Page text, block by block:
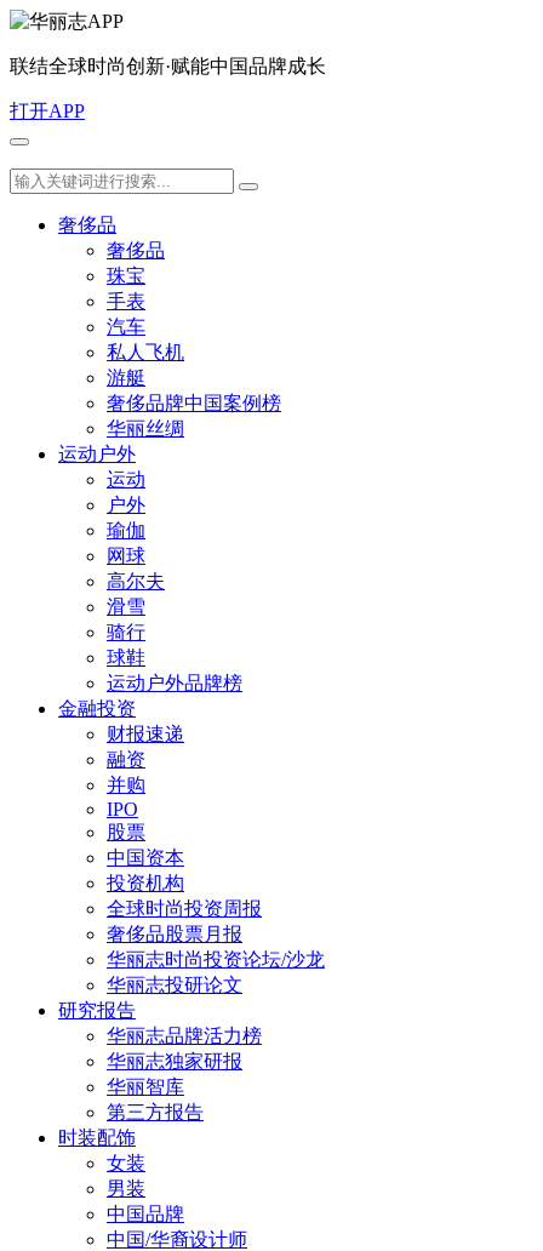
联结全球时尚创新·赋能中国品牌成长
打开APP
奢侈品
奢侈品
珠宝
手表
汽车
私人飞机
游艇
奢侈品牌中国案例榜
华丽丝绸
运动户外
运动
户外
瑜伽
网球
高尔夫
滑雪
骑行
球鞋
运动户外品牌榜
金融投资
财报速递
融资
并购
IPO
股票
中国资本
投资机构
全球时尚投资周报
奢侈品股票月报
华丽志时尚投资论坛/沙龙
华丽志投研论文
研究报告
华丽志品牌活力榜
华丽志独家研报
华丽智库
第三方报告
时装配饰
女装
男装
中国品牌
中国/华裔设计师